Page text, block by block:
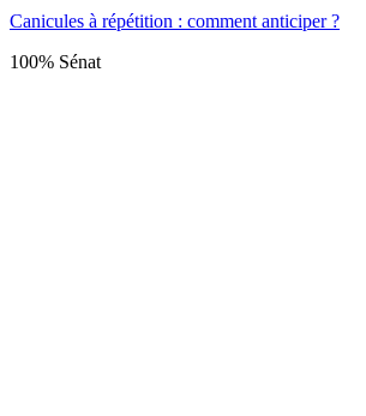
Canicules à répétition : comment anticiper ?
100% Sénat